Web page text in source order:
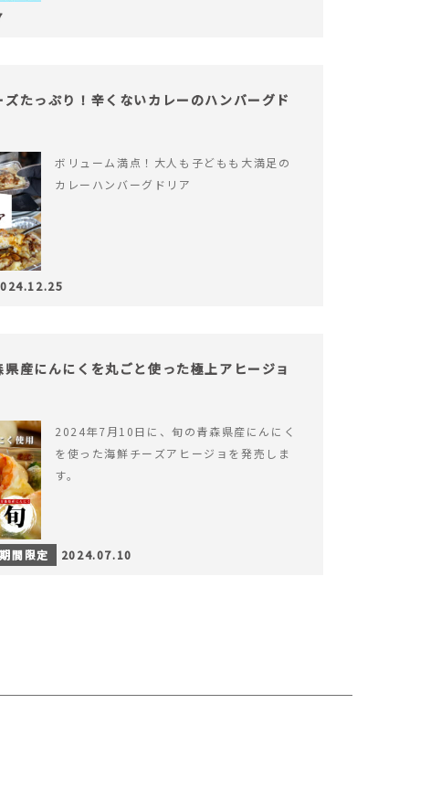
ズたっぷり！辛くないカレーのハンバーグド
ボリューム満点！大人も子どもも大満足の
カレーハンバーグドリア
県産にんにくを丸ごと使った極上アヒージョ
2024年7月10日に、旬の青森県産にんにく
を使った海鮮チーズアヒージョを発売しま
す。
期間限定 2024.07.10